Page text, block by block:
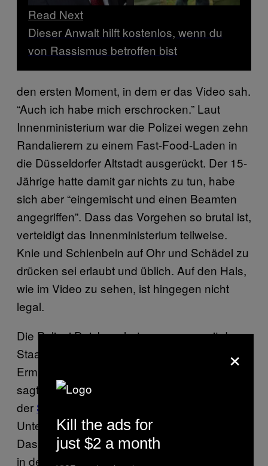
Read Next
Dieser Anwalt hilft kostenlos, wenn du
von Rassismus betroffen bist
den ersten Moment, in dem er das Video sah.
“Auch ich habe mich erschrocken.” Laut
Innenministerium war die Polizei wegen zehn
Randalierern zu einem Fast-Food-Laden in
die Düsseldorfer Altstadt ausgerückt. Der 15-
Jährige hatte damit gar nichts zu tun, habe
sich aber “eingemischt und einen Beamten
angegriffen”. Dass das Vorgehen so brutal ist,
verteidigt das Innenministerium teilweise.
Knie und Schienbein auf Ohr und Schädel zu
drücken sei erlaubt und üblich. Auf den Hals,
wie im Video zu sehen, ist hingegen nicht
legal.
Die Polizei Duisburg hat zusammen mit der
Staatsanwaltschaft Düsseldorf die
Ermittlungen übernommen. Gute Idee? Nein,
sagte der Kriminologe Tobias Singelnstein
der Süddeutschen Zeitung
Untersuchung durch eine neutrale Instanz.
Das Problem bei Fehlern und Missbräuchen
in der Polizei sei, “dass versucht wird, es
×
Kill the ads for
just $2 a month